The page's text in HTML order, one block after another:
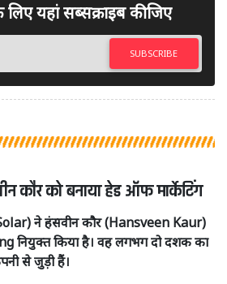
यहां सब्सक्राइब कीजिए
SUBSCRIBE
कौर को बनाया हेड ऑफ मार्केटिंग
ने हंसवीन कौर (Hansveen Kaur)
नियुक्त किया है। वह लगभग दो दशक का
से जुड़ी हैं।